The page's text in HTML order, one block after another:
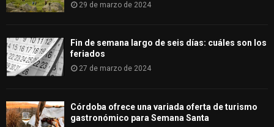
29 de marzo de 2024
Fin de semana largo de seis días: cuáles son los
feriados
27 de marzo de 2024
Córdoba ofrece una variada oferta de turismo
gastronómico para Semana Santa